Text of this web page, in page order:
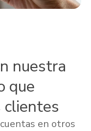
nuestra
que
clientes
en otros